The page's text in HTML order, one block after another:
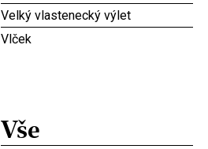
Velký vlastenecký výlet
Vlček
Vše